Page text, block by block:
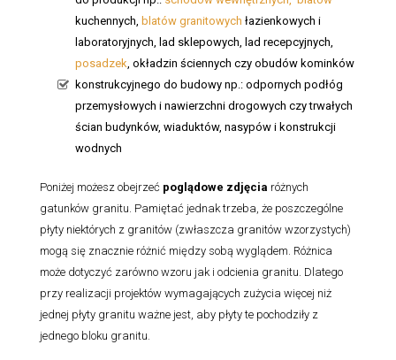
kuchennych, blatów granitowych łazienkowych i
laboratoryjnych, lad sklepowych, lad recepcyjnych,
posadzek , okładzin ściennych czy obudów kominków
konstrukcyjnego do budowy np.: odpornych podłóg
przemysłowych i nawierzchni drogowych czy trwałych
ścian budynków, wiaduktów, nasypów i konstrukcji
wodnych
Poniżej możesz obejrzeć poglądowe zdjęcia różnych
gatunków granitu. Pamiętać jednak trzeba, że poszczególne
płyty niektórych z granitów (zwłaszcza granitów wzorzystych)
mogą się znacznie różnić między sobą wyglądem. Różnica
może dotyczyć zarówno wzoru jak i odcienia granitu. Dlatego
przy realizacji projektów wymagających zużycia więcej niż
jednej płyty granitu ważne jest, aby płyty te pochodziły z
jednego bloku granitu.